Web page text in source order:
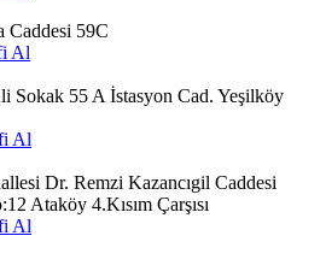
Caddesi 59C
Al
Sokak 55 A İstasyon Cad. Yeşilköy
Al
Dr. Remzi Kazancıgil Caddesi
Ataköy 4.Kısım Çarşısı
Al